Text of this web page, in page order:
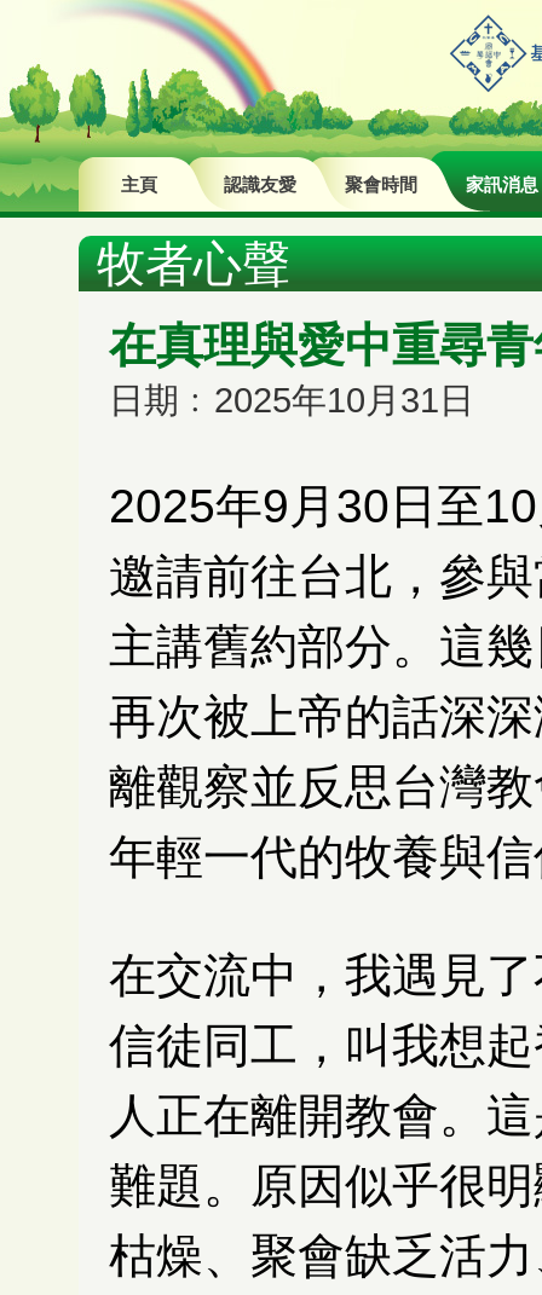
主頁 認識友愛 聚會時間 家訊消息
牧者心聲
在真理與愛中重尋
日期﹕2025年10月31日
2025年9月30日至
邀請前往台北，參
主講舊約部分。這
再次被上帝的話深
離觀察並反思台灣
年輕一代的牧養與
在交流中，我遇見
信徒同工，叫我想
人正在離開教會。
難題。原因似乎很
枯燥、聚會缺乏活